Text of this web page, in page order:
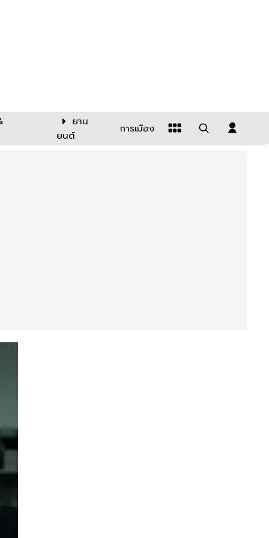
ยาน
ยนต์
การเมือง